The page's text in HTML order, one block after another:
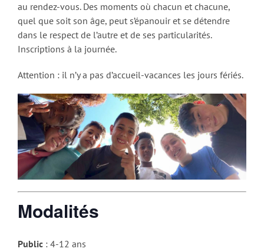
au rendez-vous. Des moments où chacun et chacune,
quel que soit son âge, peut s’épanouir et se détendre
dans le respect de l’autre et de ses particularités.
Inscriptions à la journée.
Attention : il n’y a pas d’accueil-vacances les jours fériés.
Modalités
Public : 4-12 ans